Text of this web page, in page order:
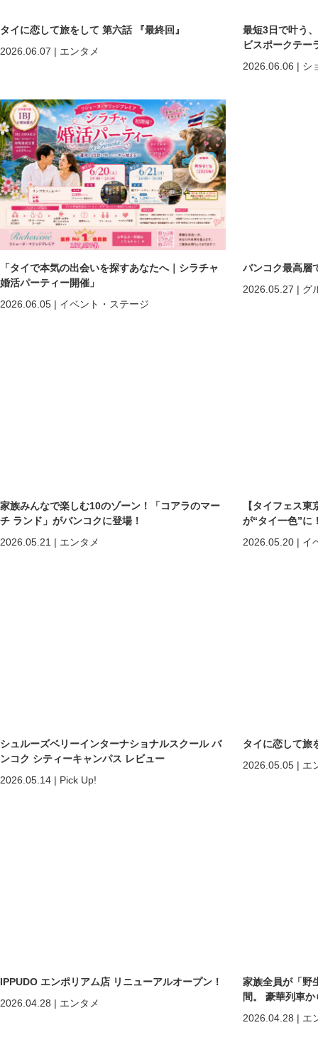
タイに恋して旅をして 第六話 『最終回』
2026.06.07 | エンタメ
最短3日で叶う
ビスポークテ
2026.06.06 | シ
「タイで本気の出会いを探すあなたへ｜シラチャ
婚活パーティー開催」
2026.06.05 | イベント・ステージ
バンコク最高層
2026.05.27 | グ
家族みんなで楽しむ10のゾーン！「コアラのマー
チ ランド」がバンコクに登場！
2026.05.21 | エンタメ
【タイフェス
が“タイ一色”に
2026.05.20 | イ
シュルーズベリーインターナショナルスクール バ
ンコク シティーキャンパス レビュー
2026.05.14 | Pick Up!
タイに恋して旅
2026.05.05 | エ
IPPUDO エンポリアム店 リニューアルオープン！
2026.04.28 | エンタメ
家族全員が「野
間。 豪華列車
2026.04.28 | エ